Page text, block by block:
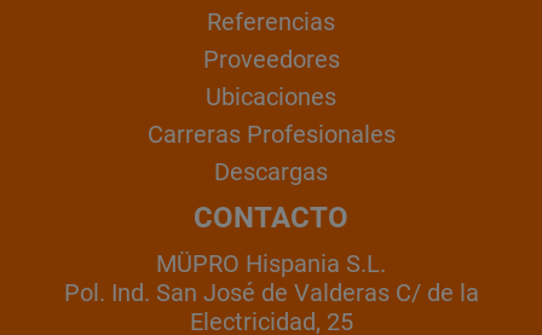
Referencias
Proveedores
Ubicaciones
Carreras Profesionales
Descargas
CONTACTO
MÜPRO Hispania S.L.
Pol. Ind. San José de Valderas C/ de la
Electricidad, 25